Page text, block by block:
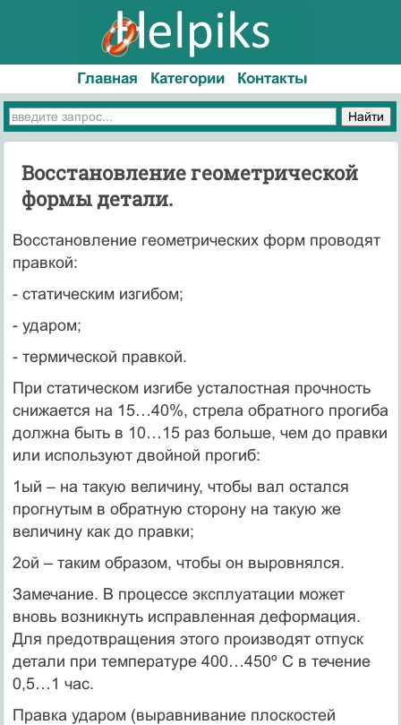
Главная Категории Контакты
Восстановление геометрической
формы детали.
Восстановление геометрических форм проводят
правкой:
- статическим изгибом;
- ударом;
- термической правкой.
При статическом изгибе усталостная прочность
снижается на 15…40%, стрела обратного прогиба
должна быть в 10…15 раз больше, чем до правки
или используют двойной прогиб:
1ый – на такую величину, чтобы вал остался
прогнутым в обратную сторону на такую же
величину как до правки;
2ой – таким образом, чтобы он выровнялся.
Замечание. В процессе эксплуатации может
вновь возникнуть исправленная деформация.
Для предотвращения этого производят отпуск
детали при температуре 400…450º С в течение
0,5…1 час.
Правка ударом (выравнивание плоскостей